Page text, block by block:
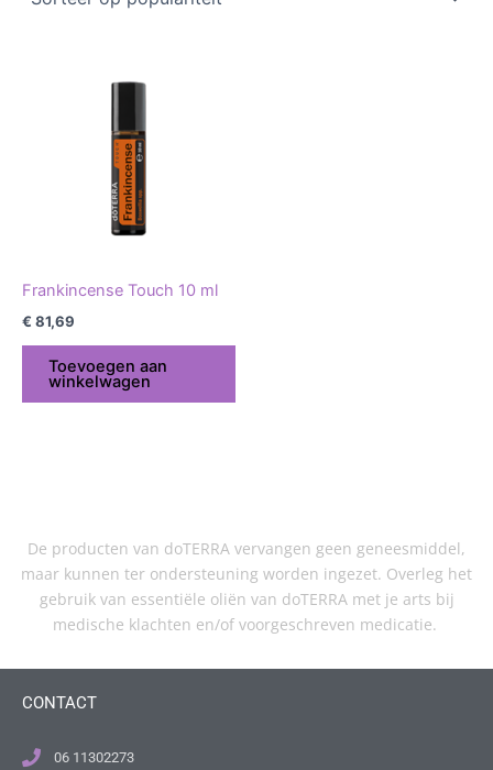
Frankincense Touch 10 ml
€ 81,69
Toevoegen aan
winkelwagen
De producten van doTERRA vervangen geen geneesmiddel,
maar kunnen ter ondersteuning worden ingezet. Overleg het
gebruik van essentiële oliën van doTERRA met je arts bij
medische klachten en/of voorgeschreven medicatie.
CONTACT
06 11302273